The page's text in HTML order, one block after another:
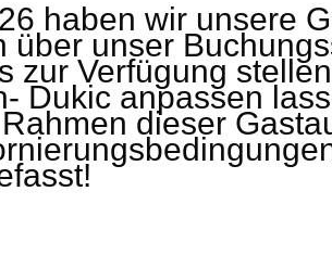
haben wir unsere
über unser
zur Verfügung
Dukic anpassen
dieser